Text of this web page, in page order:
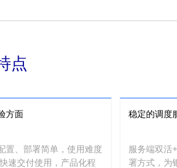
点
方面
置、部署简单，使用难度
速交付使用，产品化程
稳定的调度
服务端双活
署方式，为